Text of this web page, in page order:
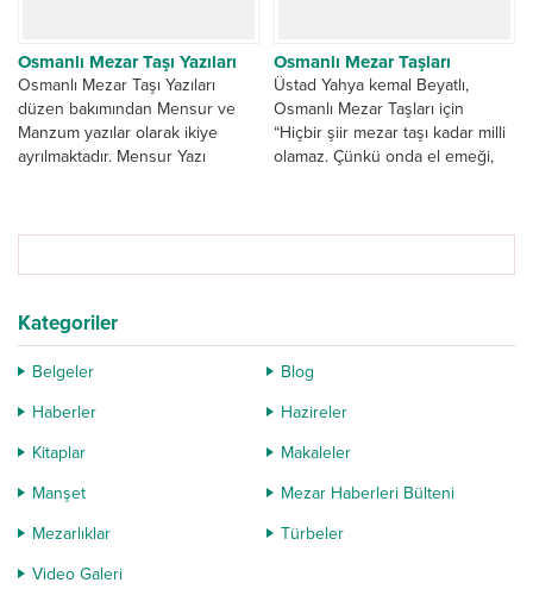
Osmanlı Mezar Taşı Yazıları
Osmanlı Mezar Taşı Yazıları
düzen bakımından Mensur ve
Manzum yazılar olarak ikiye
ayrılmaktadır. Mensur Yazı
Osmanlı Mezar Taşları
Üstad Yahya kemal Beyatlı,
Osmanlı Mezar Taşları için
“Hiçbir şiir mezar taşı kadar milli
olamaz. Çünkü onda el emeği,
Kategoriler
Belgeler
Blog
Haberler
Hazireler
Kitaplar
Makaleler
Manşet
Mezar Haberleri Bülteni
Mezarlıklar
Türbeler
Video Galeri